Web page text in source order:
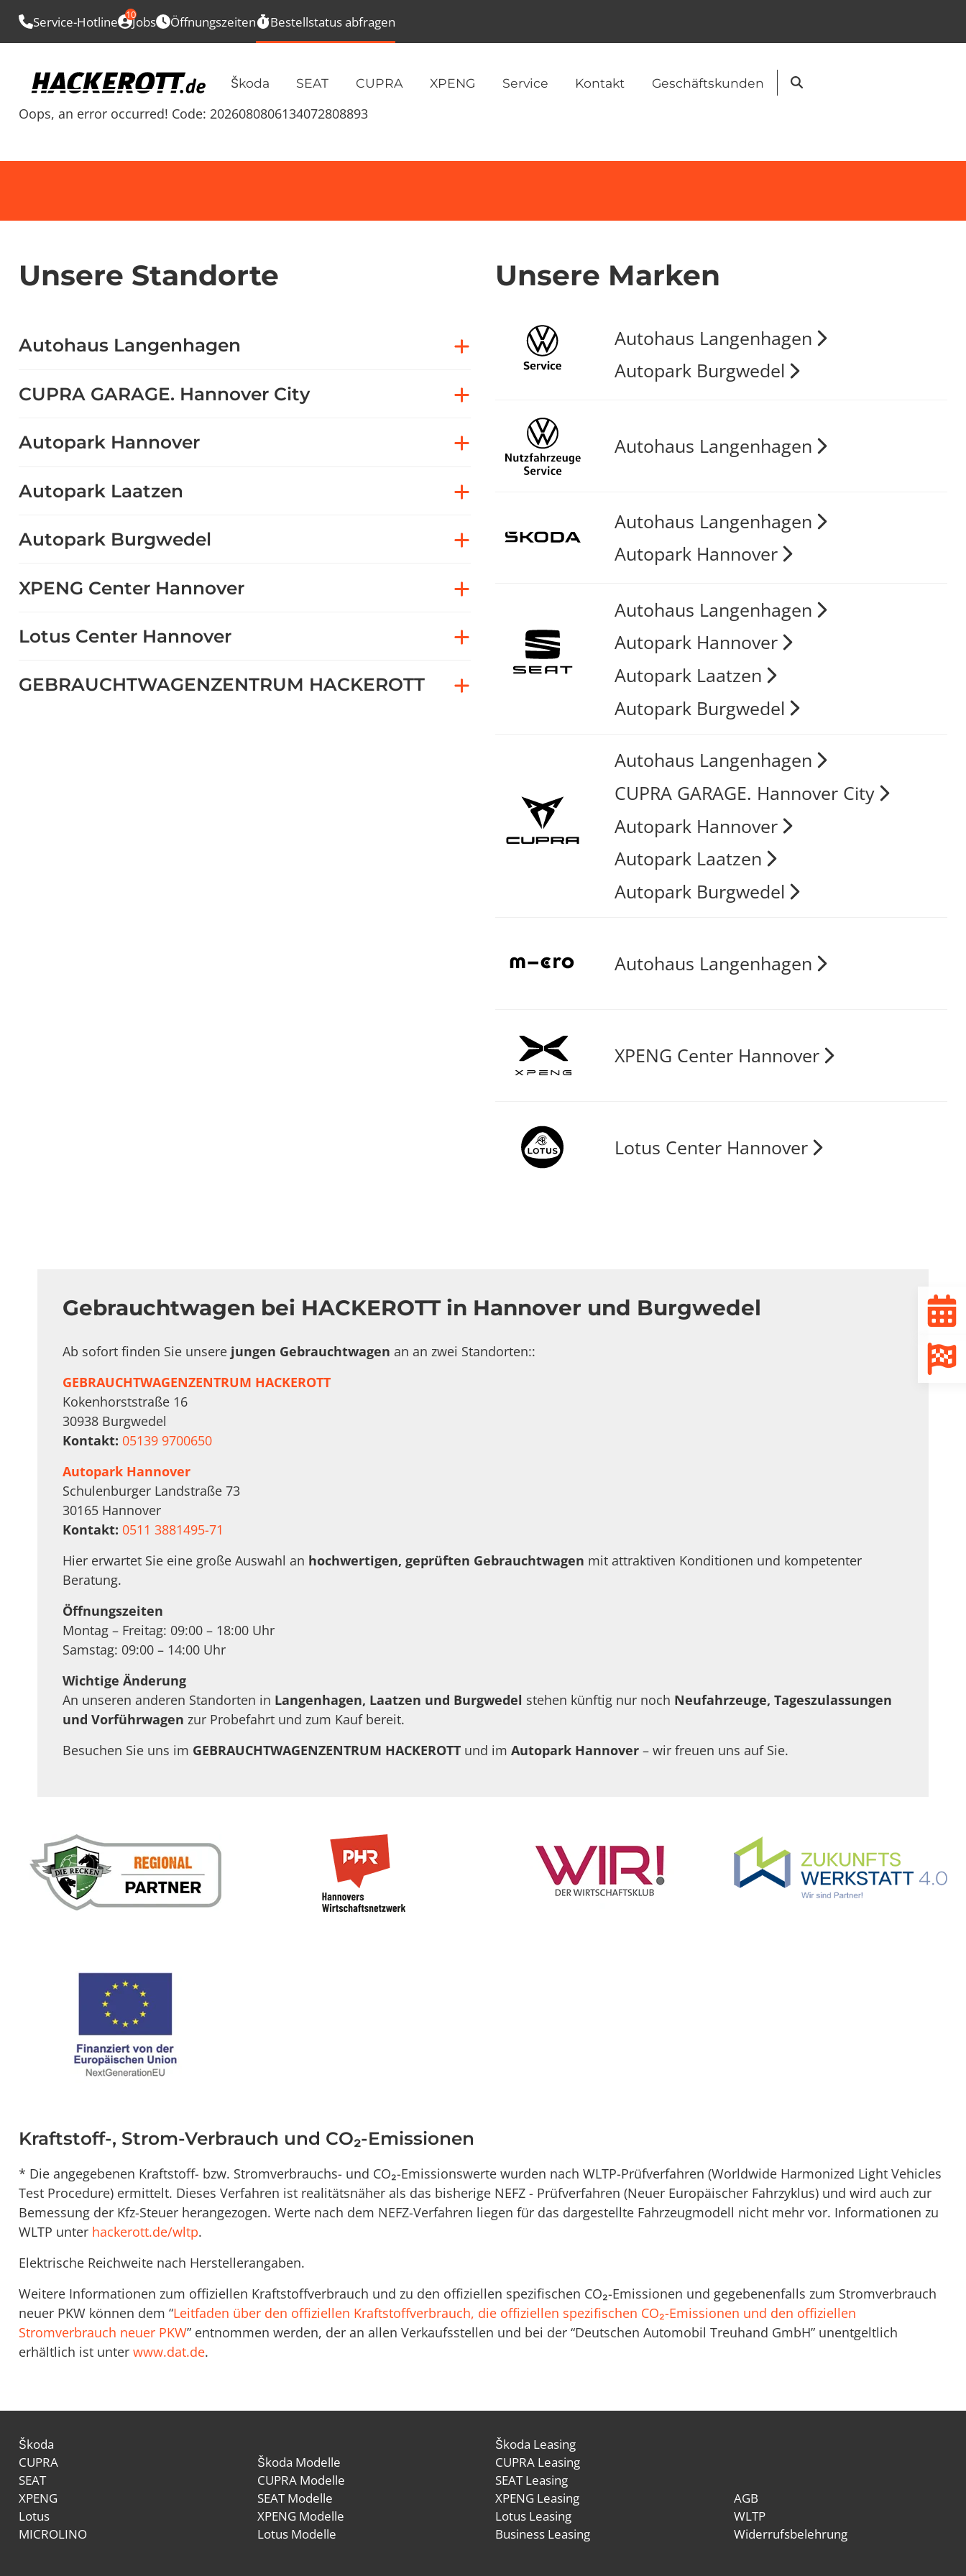
Service-Hotline Jobs
10 Öffnungszeiten Bestellstatus abfragen
Škoda SEAT CUPRA XPENG Service Kontakt Geschäftskunden Suche
Oops, an error occurred! Code: 2026080806134072808893
Unsere Standorte
Autohaus Langenhagen
CUPRA GARAGE. Hannover City
Autopark Hannover
Autopark Laatzen
Autopark Burgwedel
XPENG Center Hannover
Lotus Center Hannover
GEBRAUCHTWAGENZENTRUM HACKEROTT
Unsere Marken
Autohaus Langenhagen
Autopark Burgwedel
Autohaus Langenhagen
Autohaus Langenhagen
Autopark Hannover
Autohaus Langenhagen
Autopark Hannover
Autopark Laatzen
Autopark Burgwedel
Autohaus Langenhagen
CUPRA GARAGE. Hannover City
Autopark Hannover
Autopark Laatzen
Autopark Burgwedel
Autohaus Langenhagen
XPENG Center Hannover
Lotus Center Hannover
Gebrauchtwagen bei HACKEROTT in Hannover und Burgwedel
Ab sofort finden Sie unsere jungen Gebrauchtwagen an an zwei Standorten::
GEBRAUCHTWAGENZENTRUM HACKEROTT
Kokenhorststraße 16
30938 Burgwedel
Kontakt: 05139 9700650
Autopark Hannover
Schulenburger Landstraße 73
30165 Hannover
Kontakt: 0511 3881495-71
Hier erwartet Sie eine große Auswahl an hochwertigen, geprüften Gebrauchtwagen mit attraktiven Konditionen und kompetenter
Beratung.
Öffnungszeiten
Montag – Freitag: 09:00 – 18:00 Uhr
Samstag: 09:00 – 14:00 Uhr
Wichtige Änderung
An unseren anderen Standorten in Langenhagen, Laatzen und Burgwedel stehen künftig nur noch Neufahrzeuge, Tageszulassungen
und Vorführwagen zur Probefahrt und zum Kauf bereit.
Besuchen Sie uns im GEBRAUCHTWAGENZENTRUM HACKEROTT und im Autopark Hannover– wir freuen uns auf Sie.
Kraftstoff-, Strom-Verbrauch und CO₂-Emissionen
* Die angegebenen Kraftstoff- bzw. Stromverbrauchs- und CO₂-Emissionswerte wurden nach WLTP-Prüfverfahren (Worldwide Harmonized Light Vehicles
Test Procedure) ermittelt. Dieses Verfahren ist realitätsnäher als das bisherige NEFZ - Prüfverfahren (Neuer Europäischer Fahrzyklus) und wird auch zur
Bemessung der Kfz-Steuer herangezogen. Werte nach dem NEFZ-Verfahren liegen für das dargestellte Fahrzeugmodell nicht mehr vor. Informationen zu
WLTP unter hackerott.de/wltp.
Elektrische Reichweite nach Herstellerangaben.
Weitere Informationen zum offiziellen Kraftstoffverbrauch und zu den offiziellen spezifischen CO₂-Emissionen und gegebenenfalls zum Stromverbrauch
neuer PKW können dem “Leitfaden über den offiziellen Kraftstoffverbrauch, die offiziellen spezifischen CO₂-Emissionen und den offiziellen
Stromverbrauch neuer PKW” entnommen werden, der an allen Verkaufsstellen und bei der “Deutschen Automobil Treuhand GmbH” unentgeltlich
erhältlich ist unter www.dat.de.
Škoda
CUPRA
SEAT
XPENG
Lotus
MICROLINO
Škoda Modelle
CUPRA Modelle
SEAT Modelle
XPENG Modelle
Lotus Modelle
Škoda Leasing
CUPRA Leasing
SEAT Leasing
XPENG Leasing
Lotus Leasing
Business Leasing
AGB
WLTP
Widerrufsbelehrung